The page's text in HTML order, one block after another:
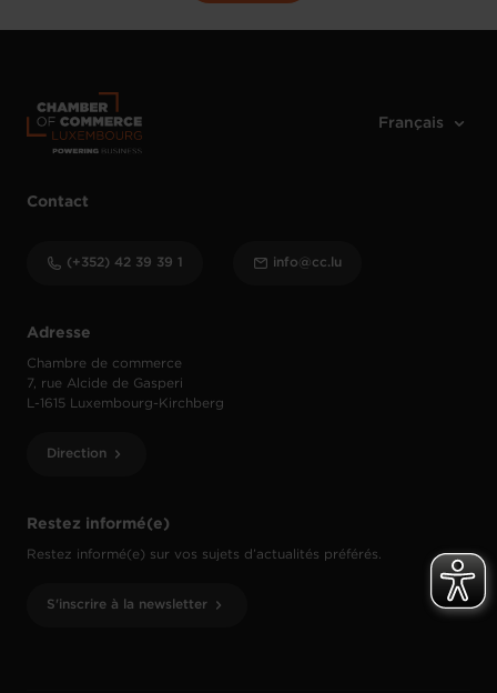
Restez informé(e)
Restez informé(e) sur vos sujets d’actualités préférés.
S'inscrire à la newsletter
Adresse
Chambre de commerce
7, rue Alcide de Gasperi
L-1615 Luxembourg-Kirchberg
Direction
Contact
(+352) 42 39 39 1 info@cc.lu